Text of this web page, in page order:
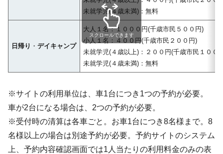
未就学児(４歳未満)：無料
日帰り ・デイキャンプ
大人１名：１０００円(千歳市民５００円)
小人１名：４００円(千歳市民２００円)
未就学児(４歳以上)：２００円(千歳市民１００
未就学児(４歳未満)：無料
スクロールできます
※サイトの利用単位は、車1台につき1つの予約が必要。
車が2台になる場合は、2つの予約が必要。
※受付時の清算は各車ごと。お車1台につき8名様まで。8
名様以上の場合は別途予約が必要。予約サイトのシステム
上、予約内容確認画面では1人当たりの利用料金のみの表